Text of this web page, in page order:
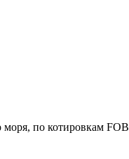
моря, по котировкам FOB